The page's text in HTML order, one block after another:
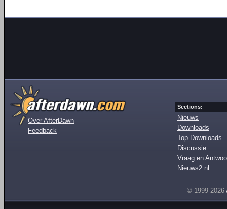
Over AfterDawn
Feedback
Sections:
Nieuws
Downloads
Top Downloads
Discussie
Vraag en
Nieuws2.nl
© 1999-2026